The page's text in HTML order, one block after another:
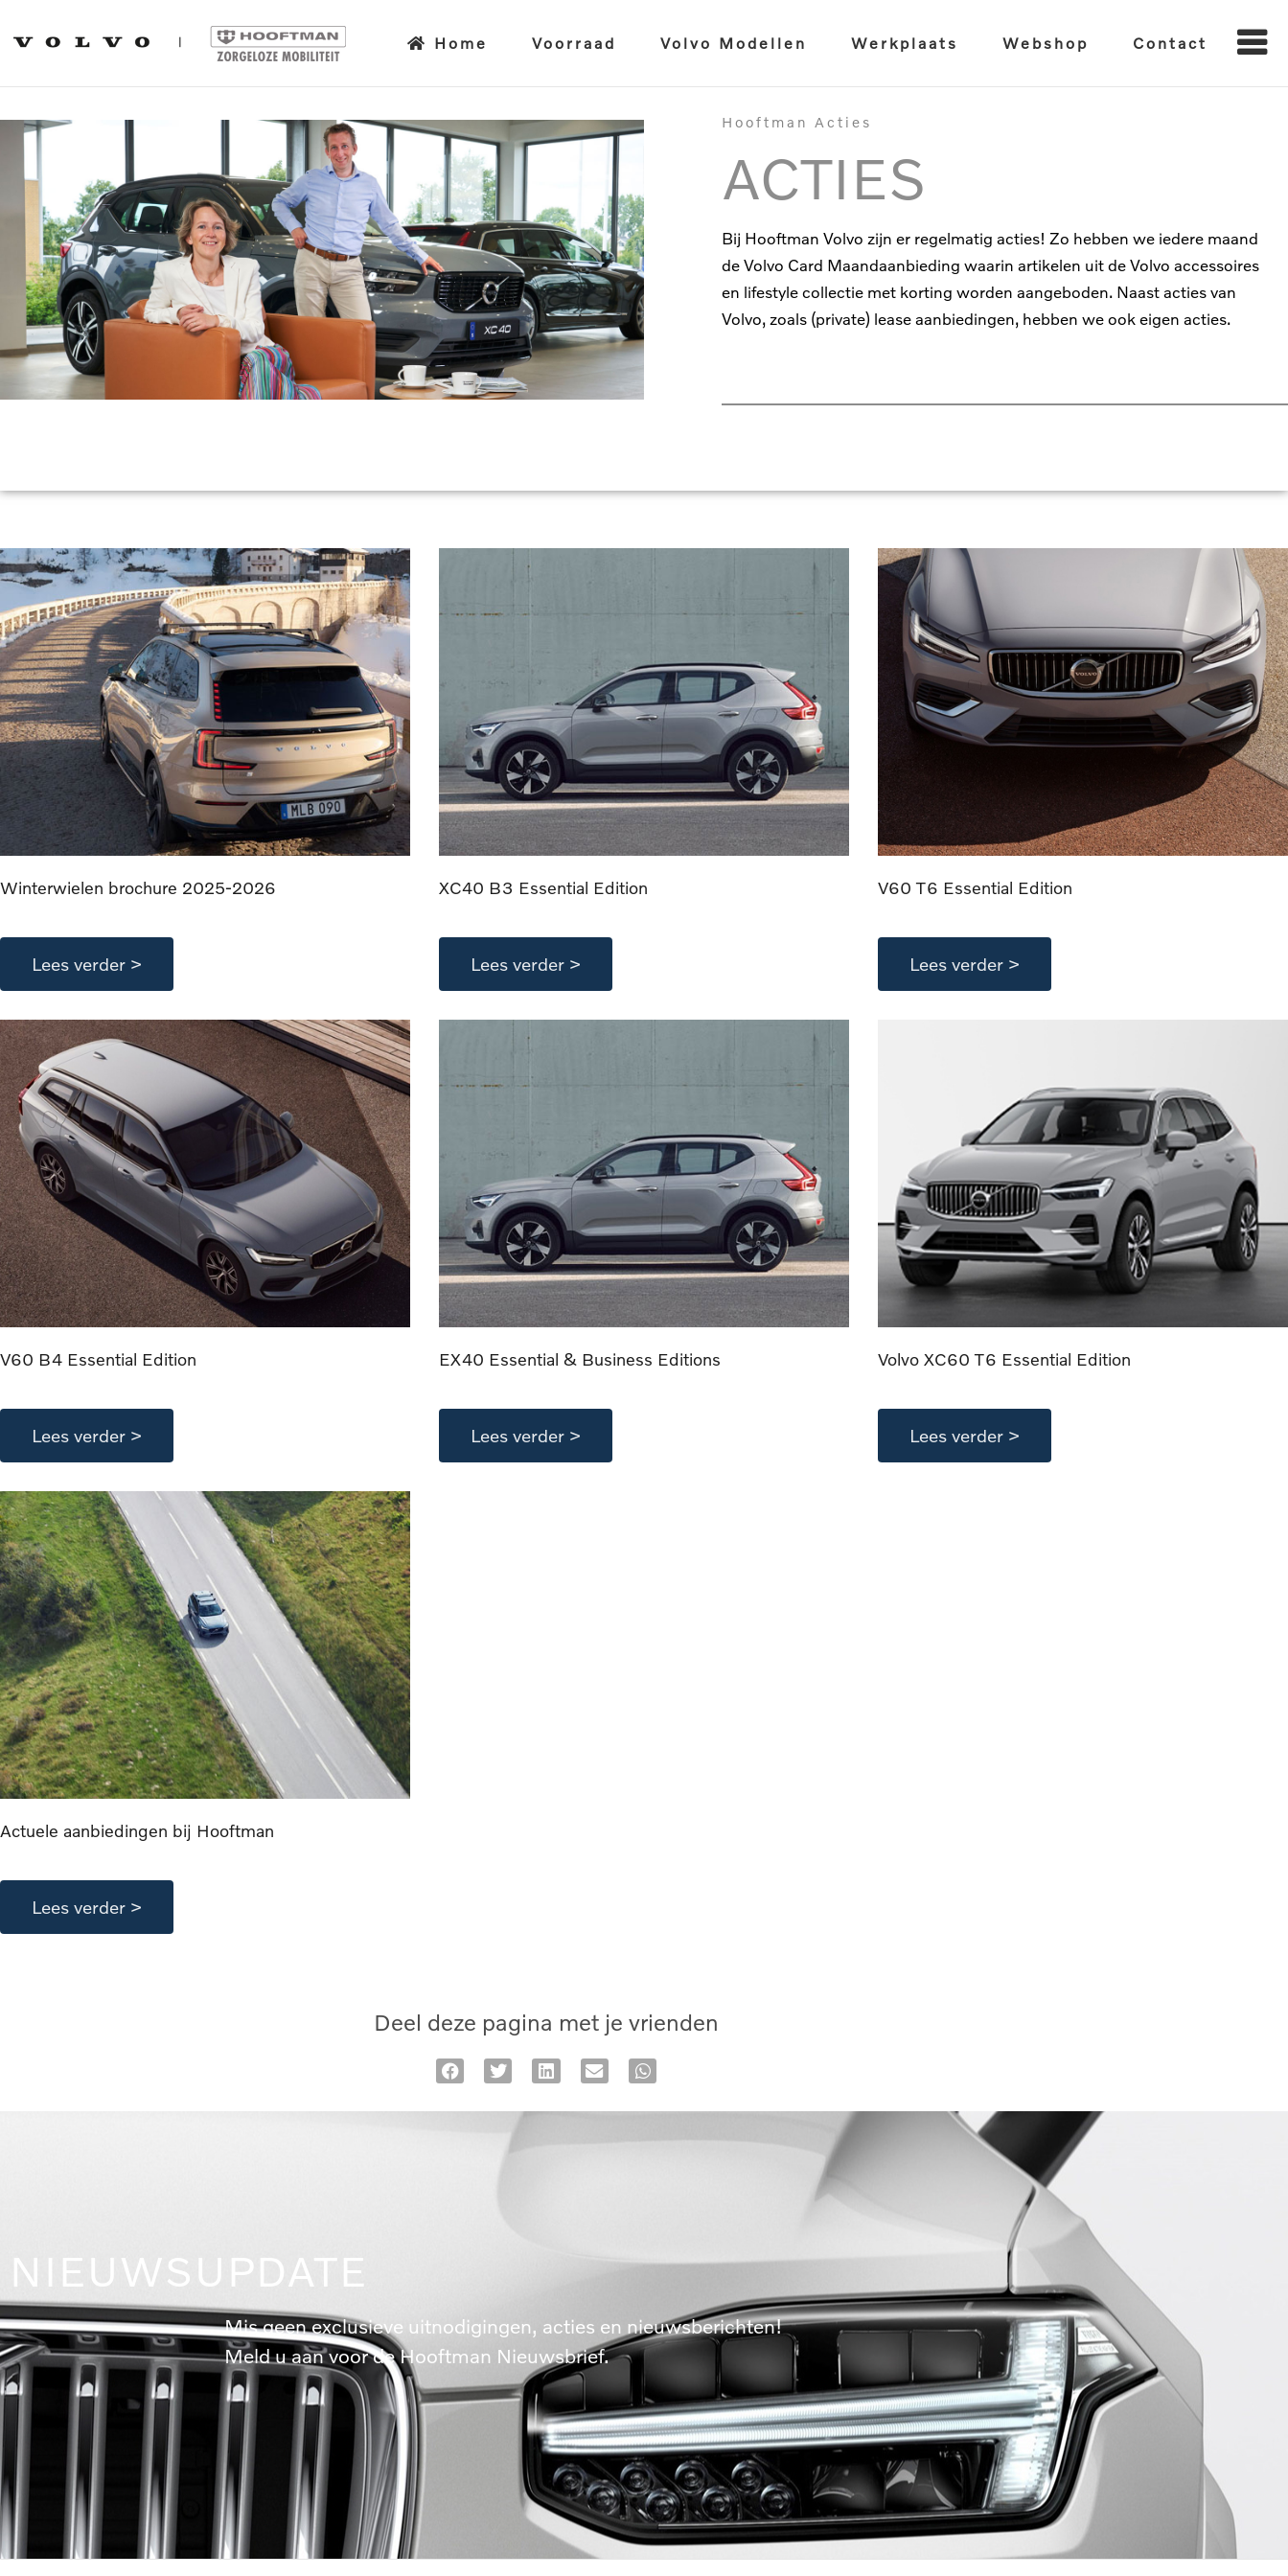
Home Voorraad Volvo Modellen Werkplaats Webshop Contact
Hooftman Acties
ACTIES
Bij Hooftman Volvo zijn er regelmatig acties! Zo hebben we iedere maand
de Volvo Card Maandaanbieding waarin artikelen uit de Volvo accessoires
en lifestyle collectie met korting worden aangeboden. Naast acties van
Volvo, zoals (private) lease aanbiedingen, hebben we ook eigen acties.
Winterwielen brochure 2025-2026
Lees verder >
XC40 B3 Essential Edition
Lees verder >
V60 T6 Essential Edition
Lees verder >
V60 B4 Essential Edition
Lees verder >
EX40 Essential & Business Editions
Lees verder >
Volvo XC60 T6 Essential Edition
Lees verder >
Actuele aanbiedingen bij Hooftman
Lees verder >
Deel deze pagina met je vrienden
NIEUWSUPDATE
Mis geen exclusieve uitnodigingen, acties en nieuwsberichten!
Meld u aan voor de Hooftman Nieuwsbrief.